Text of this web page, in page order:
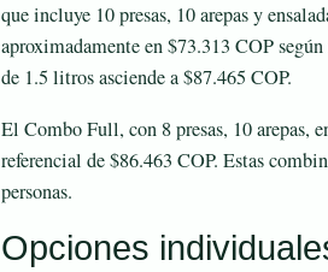
que incluye 10 presas, 10 arepas y
aproximadamente en $73.313 COP
de 1.5 litros asciende a $87.465 COP.
El Combo Full, con 8 presas, 10 arepas,
referencial de $86.463 COP. Estas
personas.
Opciones